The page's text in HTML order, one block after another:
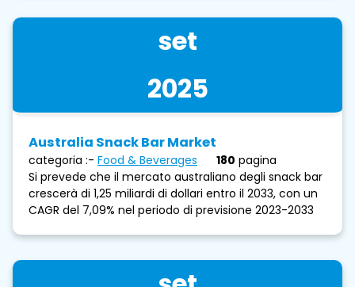
set
2025
Australia Snack Bar Market
categoria :- Food & Beverages 180 pagina
Si prevede che il mercato australiano degli snack bar
crescerà di 1,25 miliardi di dollari entro il 2033, con un
CAGR del 7,09% nel periodo di previsione 2023-2033